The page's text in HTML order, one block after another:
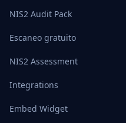
NIS2 Audit Pack
Escaneo gratuito
NIS2 Assessment
Integrations
Embed Widget